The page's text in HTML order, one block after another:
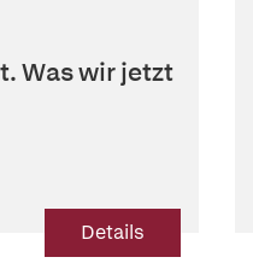
Was wir jetzt
Details